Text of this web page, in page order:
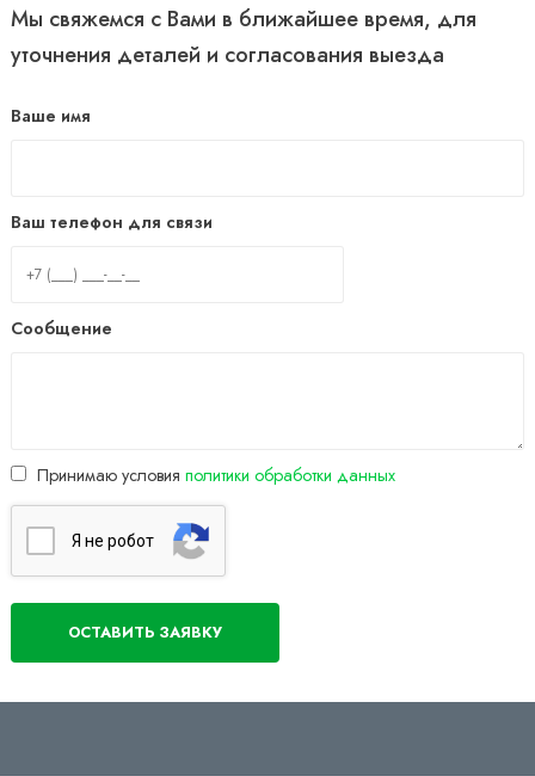
Мы свяжемся с Вами в ближайшее время, для
уточнения деталей и согласования выезда
Ваше имя
Ваш телефон для связи
Сообщение
Принимаю условия политики обработки данных
Я нe poбoт